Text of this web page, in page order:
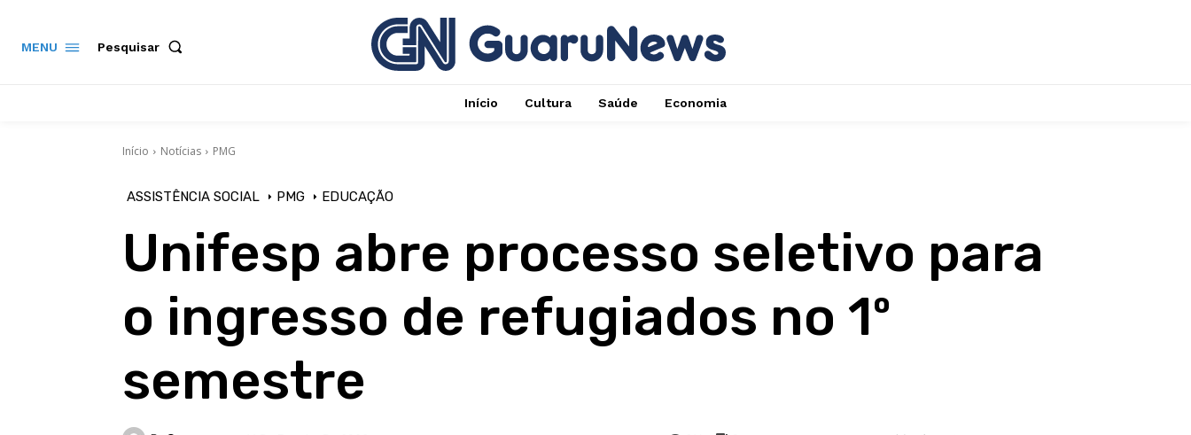
MENU Pesquisar
Início Cultura Saúde Economia
Início Notícias PMG
ASSISTÊNCIA SOCIAL PMG EDUCAÇÃO
Unifesp abre processo seletivo para
o ingresso de refugiados no 1º
semestre